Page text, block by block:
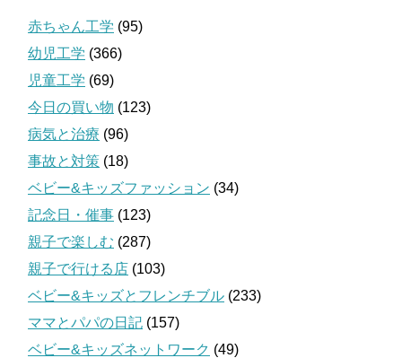
赤ちゃん工学 (95)
幼児工学 (366)
児童工学 (69)
今日の買い物 (123)
病気と治療 (96)
事故と対策 (18)
ベビー&キッズファッション (34)
記念日・催事 (123)
親子で楽しむ (287)
親子で行ける店 (103)
ベビー&キッズとフレンチブル (233)
ママとパパの日記 (157)
ベビー&キッズネットワーク (49)